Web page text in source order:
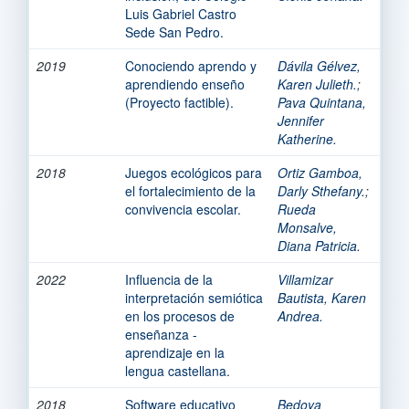
Luis Gabriel Castro
Sede San Pedro.
2019
Conociendo aprendo y
aprendiendo enseño
(Proyecto factible).
Dávila Gélvez,
Karen Julieth.;
Pava Quintana,
Jennifer
Katherine.
2018
Juegos ecológicos para
el fortalecimiento de la
convivencia escolar.
Ortiz Gamboa,
Darly Sthefany.;
Rueda
Monsalve,
Diana Patricia.
2022
Influencia de la
interpretación semiótica
en los procesos de
enseñanza -
aprendizaje en la
lengua castellana.
Villamizar
Bautista, Karen
Andrea.
2018 Software educativo Bedoya